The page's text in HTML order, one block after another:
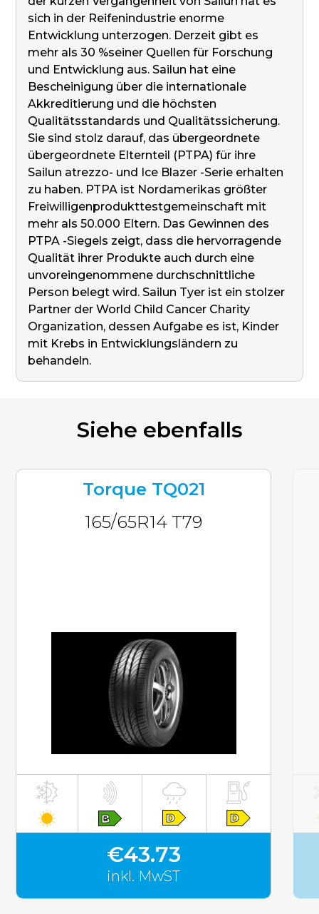
sich in der Reifenindustrie enorme
Entwicklung unterzogen. Derzeit gibt es
mehr als 30 %seiner Quellen für Forschung
und Entwicklung aus. Sailun hat eine
Bescheinigung über die internationale
Akkreditierung und die höchsten
Qualitätsstandards und Qualitätssicherung.
Sie sind stolz darauf, das übergeordnete
übergeordnete Elternteil (PTPA) für ihre
Sailun atrezzo- und Ice Blazer -Serie erhalten
zu haben. PTPA ist Nordamerikas größter
Freiwilligenprodukttestgemeinschaft mit
mehr als 50.000 Eltern. Das Gewinnen des
PTPA -Siegels zeigt, dass die hervorragende
Qualität ihrer Produkte auch durch eine
unvoreingenommene durchschnittliche
Person belegt wird. Sailun Tyer ist ein stolzer
Partner der World Child Cancer Charity
Organization, dessen Aufgabe es ist, Kinder
mit Krebs in Entwicklungsländern zu
behandeln.
Siehe ebenfalls
Torque TQ021
165/65R14 T79
€43.73
inkl. MwST
inkl. MwST